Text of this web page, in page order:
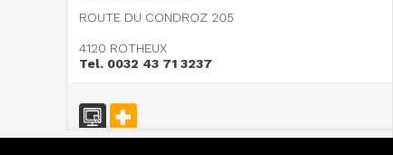
ROUTE DU CONDROZ 205
4120 ROTHEUX
Tel. 0032 43 71 3237